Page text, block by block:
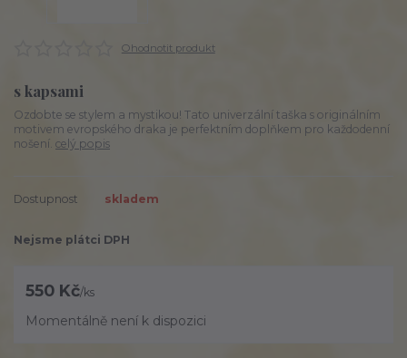
Ohodnotit produkt
s kapsami
Ozdobte se stylem a mystikou! Tato univerzální taška s originálním
motivem evropského draka je perfektním doplňkem pro každodenní
nošení. celý popis
Dostupnost skladem
Nejsme plátci DPH
550 Kč/ks
Momentálně není k dispozici